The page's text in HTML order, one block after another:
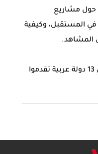
حول مشاريع
المستقبل، وكيفية
المشاهد.
يذكر أن 166 صحفياً وصحفية من 13 دولة عربية تقدموا